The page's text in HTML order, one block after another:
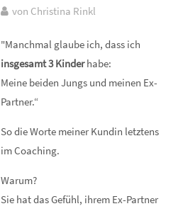
von Christina Rinkl
"Manchmal glaube ich, dass ich
insgesamt 3 Kinderhabe:
Meine beiden Jungs und meinen Ex-
Partner.“
So die Worte meiner Kundin letztens
im Coaching.
Warum?
Sie hat das Gefühl, ihrem Ex-Partner